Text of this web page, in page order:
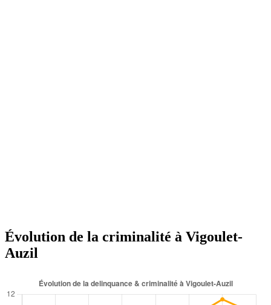
Évolution de la criminalité à Vigoulet-
Auzil